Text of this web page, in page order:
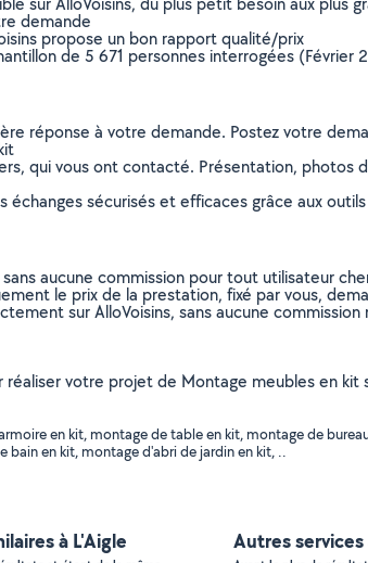
demande
propose un bon rapport qualité/prix
de 5 671 personnes interrogées (Février
réponse à votre demande. Postez votre
qui vous ont contacté. Présentation, photos
échanges sécurisés et efficaces grâce aux
aucune commission pour tout utilisateur
le prix de la prestation, fixé par vous,
sur AlloVoisins, sans aucune commission
votre projet de Montage meubles en kit
en kit, montage de table en kit, montage de
en kit, montage d'abri de jardin en kit, ..
à L'Aigle Autres services